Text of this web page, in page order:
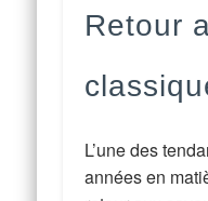
Retour
L’une des
années en